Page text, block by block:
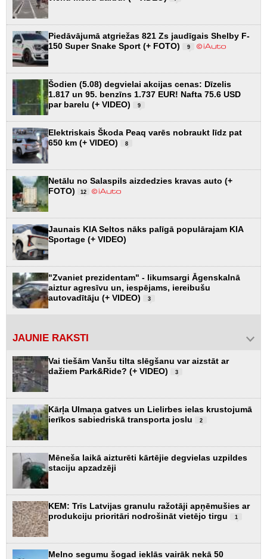
Piedāvājumā atgriežas 821 Zs jaudīgais Shelby F-
150 Super Snake Sport (+ FOTO)
9
Šodien (5.08) degvielai akcijas cenas: Dīzelis
1.817 un 95. benzīns 1.737 EUR! Nafta 75.6 USD
par barelu (+ VIDEO)
9
Elektriskais Škoda Peaq varēs nobraukt līdz pat
650 km (+ VIDEO)
8
Netālu no Salaspils aizdedzies kravas auto (+
FOTO)
12
Jaunais KIA Seltos nāks palīgā populārajam KIA
Sportage (+ VIDEO)
"Zvaniet prezidentam" - likumsargi Āgenskalnā
aiztur agresīvu un, iespējams, iereibušu
autovadītāju (+ VIDEO)
3
JAUNIE RAKSTI
Vai tiešām Vanšu tilta slēgšanu var aizstāt ar
dažiem Park&Ride? (+ VIDEO)
3
Kārļa Ulmaņa gatves un Lielirbes ielas krustojumā
ierīkos sabiedriskā transporta joslu
2
Mēneša laikā aizturēti kārtējie degvielas uzpildes
staciju apzadzēji
KEM: Trīs Latvijas granulu ražotāji apņēmušies ar
produkciju prioritāri nodrošināt vietējo tirgu
1
Melno segumu šogad ieklās vairāk nekā 50